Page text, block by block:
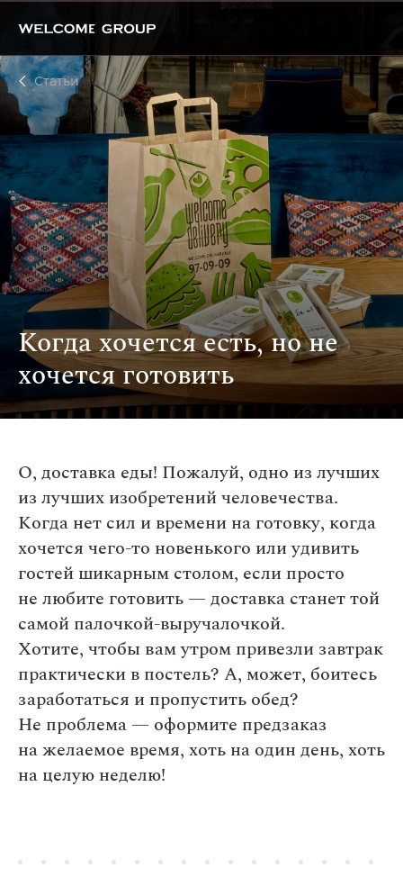
Статьи
Когда хочется есть, но не
хочется готовить
О, доставка еды! Пожалуй, одно из лучших
из лучших изобретений человечества.
Когда нет сил и времени на готовку, когда
хочется чего-то новенького или удивить
гостей шикарным столом, если просто
не любите готовить — доставка станет той
самой палочкой-выручалочкой.
Хотите, чтобы вам утром привезли завтрак
практически в постель? А, может, боитесь
заработаться и пропустить обед?
Не проблема — оформите предзаказ
на желаемое время, хоть на один день, хоть
на целую неделю!